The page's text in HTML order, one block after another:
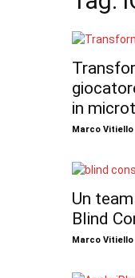
in
Marco Vitiello
Un
Blind
Marco Vitiello